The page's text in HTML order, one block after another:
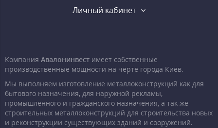
Личный кабинет
Компания Авалонинвест имеет собственные
производственные мощности на черте города Киев.
Мы выполняем изготовление металлоконструкций как для
бытового назначения, для наружной рекламы,
промышленного и гражданского назначения, а так же
строительных металлоконструкций для строительства новых
и реконструкции существующих зданий и сооружений.